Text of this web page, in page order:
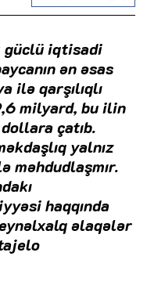
güclü iqtisadi
ən əsas
ilə qarşılıqlı
milyard, bu ilin
çatıb.
yalnız
haqqında
əlaqələr